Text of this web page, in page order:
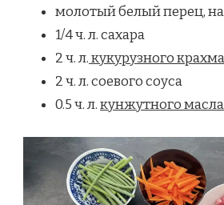
молотый белый перец,
1/4 ч. л. сахара
2 ч. л.кукурузного
2 ч. л. соевого соуса
0.5 ч. л.кунжутного масла